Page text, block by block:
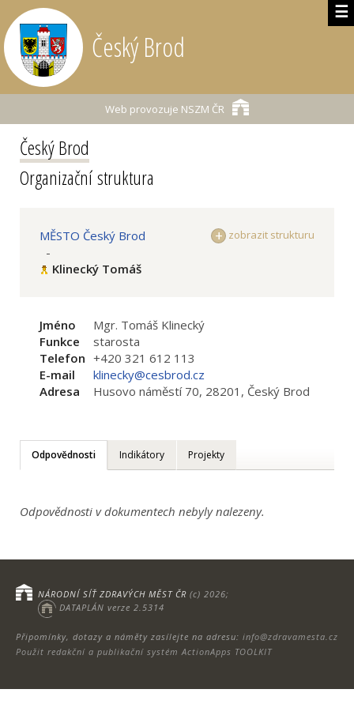
☰
Český Brod
Web provozuje NSZM ČR
Český Brod
Organizační struktura
zobrazit strukturu
MĚSTO Český Brod
-
Klinecký Tomáš
Jméno
Mgr. Tomáš Klinecký
Funkce
starosta
Telefon +420 321 612 113
E-mail
klinecky@cesbrod.cz
Adresa
Husovo náměstí 70, 28201, Český Brod
Odpovědnosti Indikátory Projekty
Odpovědnosti v dokumentech nebyly nalezeny.
Připomínky, dotazy a náměty zasílejte na adresu: info@zdravamesta.cz
Použit redakční a publikační systém ActionApps TOOLKIT
NÁRODNÍ SÍŤ ZDRAVÝCH MĚST ČR (c) 2026;
DATAPLÁN verze 2.5314